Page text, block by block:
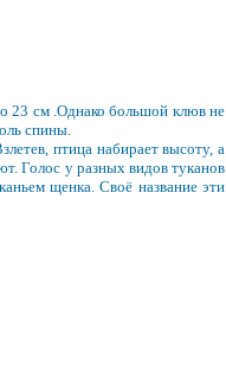
23 см .Однако большой клюв не
спины.
птица набирает высоту, а
Голос у разных видов туканов
щенка. Своё название эти